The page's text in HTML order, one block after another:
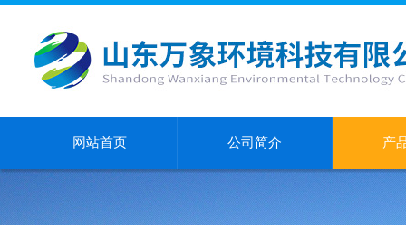
网站首页 公司简介 产